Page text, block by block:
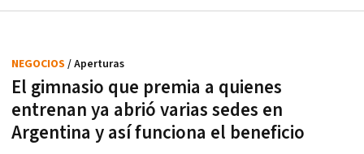
El gimnasio que premia a quienes
entrenan ya abrió varias sedes en
Argentina y así funciona el beneficio
NEGOCIOS / Aperturas